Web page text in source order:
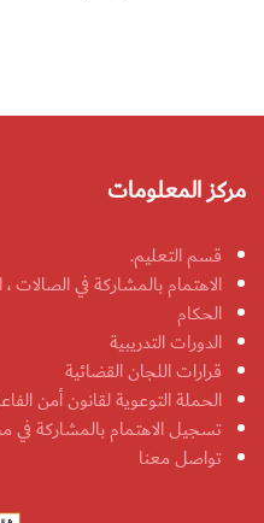
مركز المعلومات
قسم التعليم.
الاهتمام بالمشاركة في الصالات
الحكام
الدورات التدريبية
قرارات اللجان القضائية
الحملة التوعوية لقانون أمن
تسجيل الاهتمام بالمشاركة في
تواصل معنا